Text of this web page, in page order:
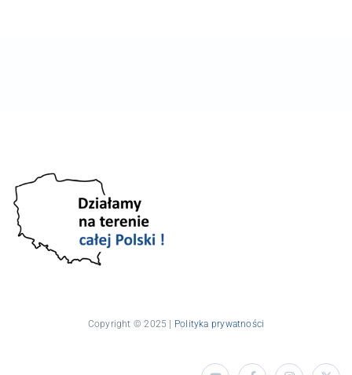
Copyright © 2025 | Polityka prywatności